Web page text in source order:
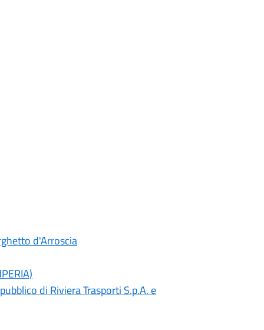
d'Arroscia
di Riviera Trasporti S.p.A. e